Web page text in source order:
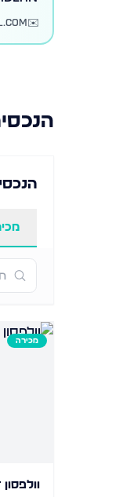
✉️
מכירה
וולפסון דוד 11,